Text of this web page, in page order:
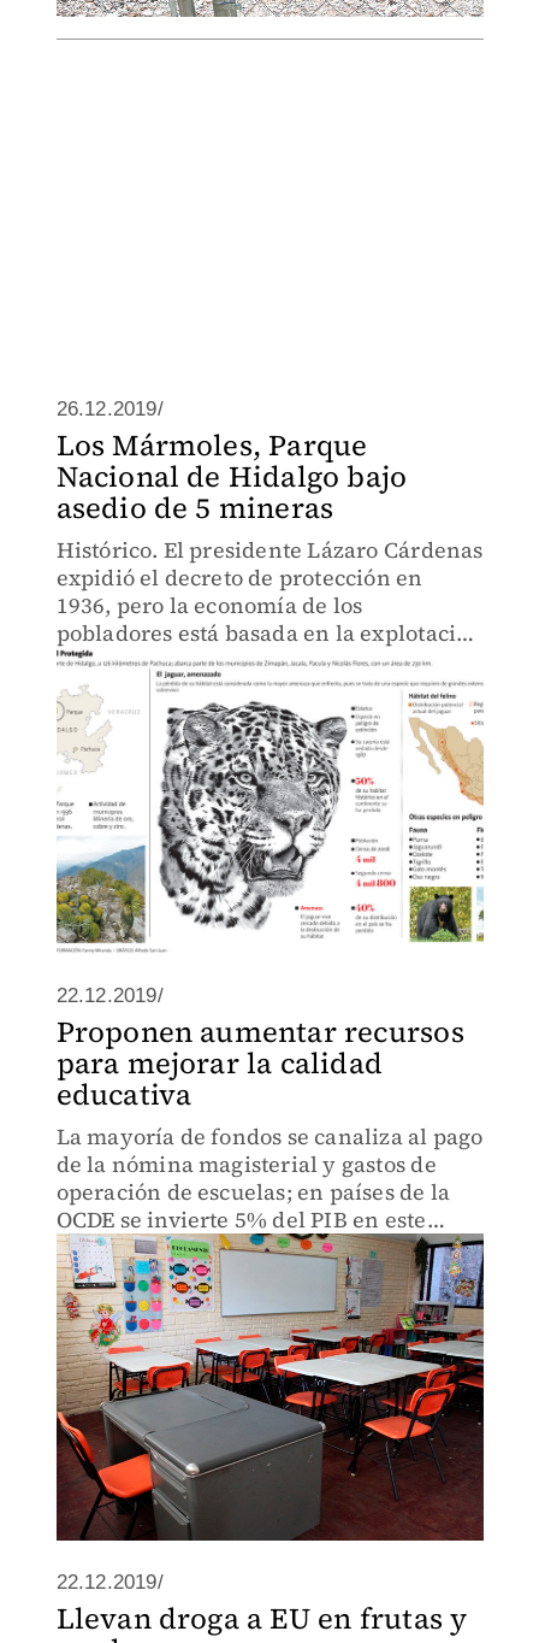
26.12.2019/
Los Mármoles, Parque
Nacional de Hidalgo bajo
asedio de 5 mineras
Histórico. El presidente Lázaro Cárdenas
expidió el decreto de protección en
1936, pero la economía de los
pobladores está basada en la explotación
de ese mineral y el alcalde quiere
cambiar las leyes.
22.12.2019/
Proponen aumentar recursos
para mejorar la calidad
educativa
La mayoría de fondos se canaliza al pago
de la nómina magisterial y gastos de
operación de escuelas; en países de la
OCDE se invierte 5% del PIB en este
rubro, según el análisis del Congreso.
22.12.2019/
Llevan droga a EU en frutas y